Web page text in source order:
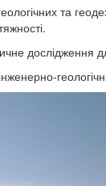
та
дослідження